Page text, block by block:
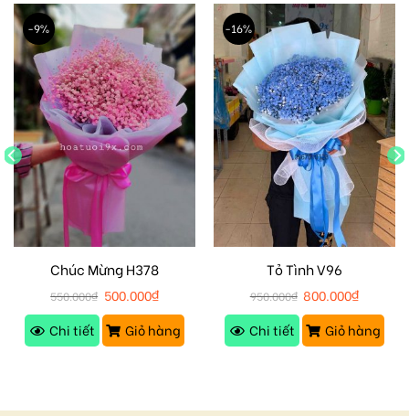
-9%
Chúc Mừng H378
550.000₫ 500.000₫
Chi tiết
Giỏ hàng
-16%
Tỏ Tình V96
950.000₫ 800.000₫
Chi tiết
Giỏ hàng